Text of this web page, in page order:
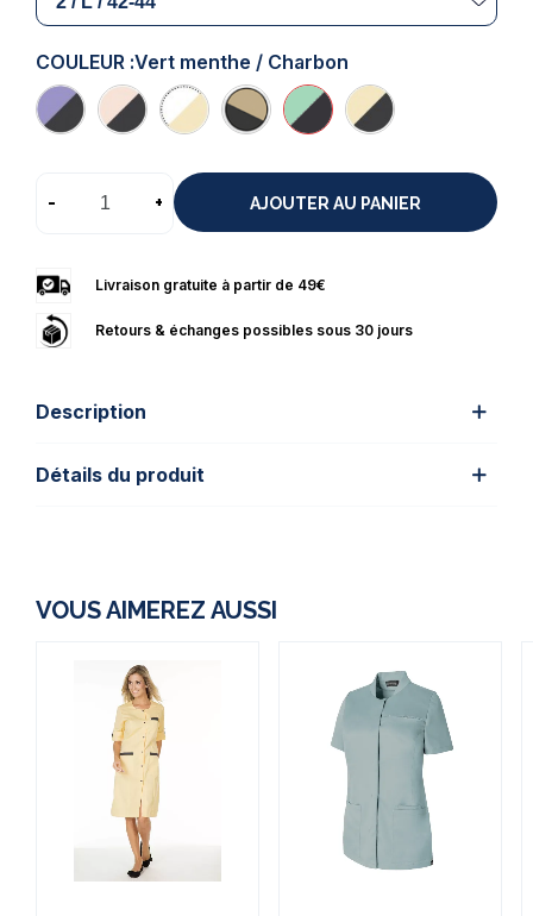
COULEUR :Vert menthe / Charbon
- + AJOUTER AU PANIER
Livraison gratuite à partir de 49€
Retours & échanges possibles sous 30 jours
Description
Détails du produit
VOUS AIMEREZ AUSSI